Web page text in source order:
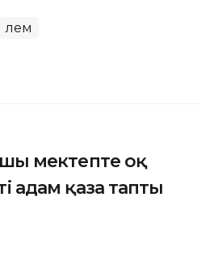
Әлем
мектепте оқ
адам қаза тапты